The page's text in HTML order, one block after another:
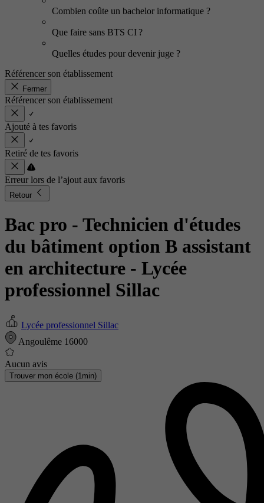
Combien coûte un bachelor informatique ?
Que faire sans BTS CI ?
Quelles études pour devenir juge ?
Référencer son établissement
Fermer
Référencer son établissement
Ajouté à tes favoris
Retiré de tes favoris
Erreur lors de l’ajout aux favoris
Retour
Bac pro - Technicien d'études
du bâtiment option B assistant
en architecture - Lycée
professionnel Sillac
Lycée professionnel Sillac
Angoulême 16000
Aucun avis
Trouver mon école (1min)